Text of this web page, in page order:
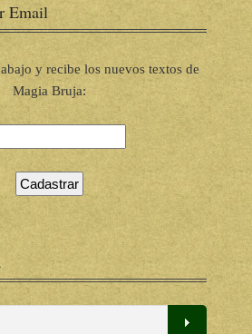
Email
y recibe los nuevos textos de
Magia Bruja: